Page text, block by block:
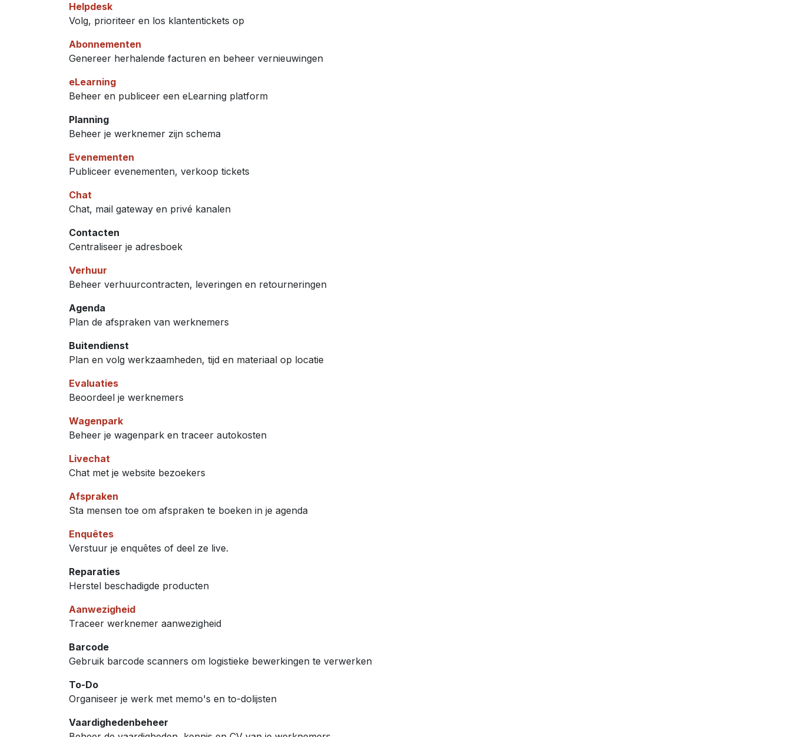
Helpdesk
Volg, prioriteer en los klantentickets op
Abonnementen
Genereer herhalende facturen en beheer vernieuwingen
eLearning
Beheer en publiceer een eLearning platform
Planning
Beheer je werknemer zijn schema
Evenementen
Publiceer evenementen, verkoop tickets
Chat
Chat, mail gateway en privé kanalen
Contacten
Centraliseer je adresboek
Verhuur
Beheer verhuurcontracten, leveringen en retourneringen
Agenda
Plan de afspraken van werknemers
Buitendienst
Plan en volg werkzaamheden, tijd en materiaal op locatie
Evaluaties
Beoordeel je werknemers
Wagenpark
Beheer je wagenpark en traceer autokosten
Livechat
Chat met je website bezoekers
Afspraken
Sta mensen toe om afspraken te boeken in je agenda
Enquêtes
Verstuur je enquêtes of deel ze live.
Reparaties
Herstel beschadigde producten
Aanwezigheid
Traceer werknemer aanwezigheid
Barcode
Gebruik barcode scanners om logistieke bewerkingen te verwerken
To-Do
Organiseer je werk met memo's en to-dolijsten
Vaardighedenbeheer